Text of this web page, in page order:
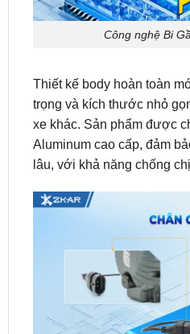
Thiết kế body hoàn toàn
xe khác. Sản phẩm được
Aluminum cao cấp, đảm
lâu, với khả năng chống